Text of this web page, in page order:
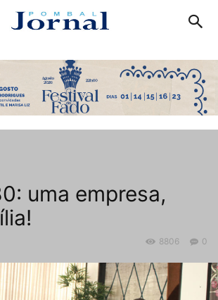
uma empresa,
0
8806